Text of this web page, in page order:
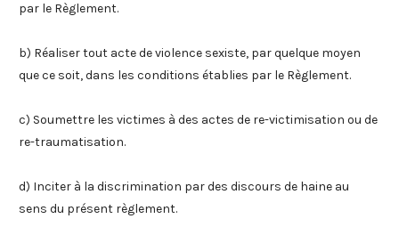
par le Règlement.
b) Réaliser tout acte de violence sexiste, par quelque moyen
que ce soit, dans les conditions établies par le Règlement.
c) Soumettre les victimes à des actes de re-victimisation ou de
re-traumatisation.
d) Inciter à la discrimination par des discours de haine au
sens du présent règlement.